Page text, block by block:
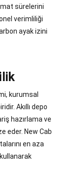
sürelerini
verimliliği
ayak izini
kurumsal
Akıllı depo
hazırlama ve
eder. New Cab
en aza